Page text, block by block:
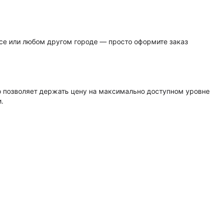
или любом другом городе — просто оформите заказ
держать цену на максимально доступном уровне